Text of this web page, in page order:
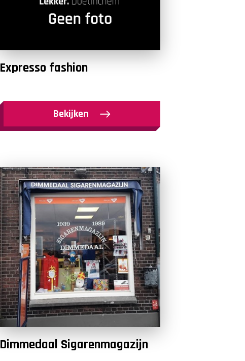
Expresso fashion
Bekijken
Dimmedaal Sigarenmagazijn